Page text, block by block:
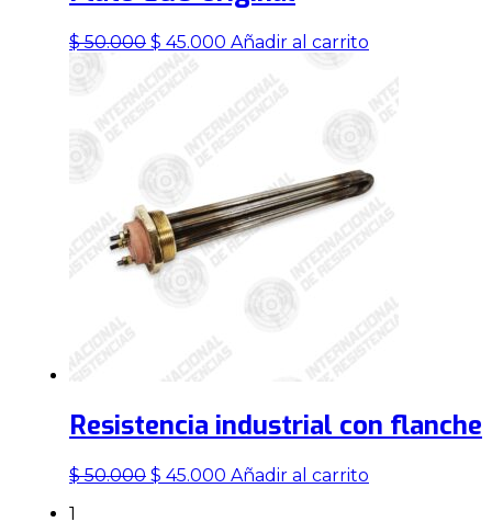
$50.000 El
era:
$ 45.000 El
Añadir al carrito
Resistencia industrial con flanche
$50.000 El
$ 45.000 El
Añadir al carrito
1